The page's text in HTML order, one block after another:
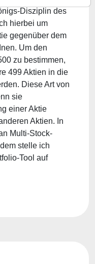
Disziplin des
hierbei um
gegenüber dem
Um den
zu bestimmen,
499 Aktien in die
Diese Art von
sie
einer Aktie
Aktien. In
Multi-Stock-
stelle ich
Tool auf